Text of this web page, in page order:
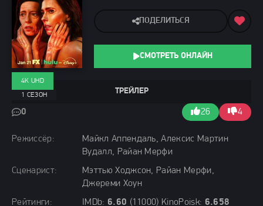
Режиссёр:
Майкл Аппендаль, Алексис Мартин
Вудалл, Райан Мерфи
Сценарист:
Мэттью Ходжсон, Райан Мерфи,
Джереми Хоун
Рейтинги:
IMDb: 6.60 (11000) KinoPoisk: 6.658
ТРЕЙЛЕР
0 26 4
4K UHD
1 СЕЗОН
ПОДЕЛИТЬСЯ
СМОТРЕТЬ ОНЛАЙН